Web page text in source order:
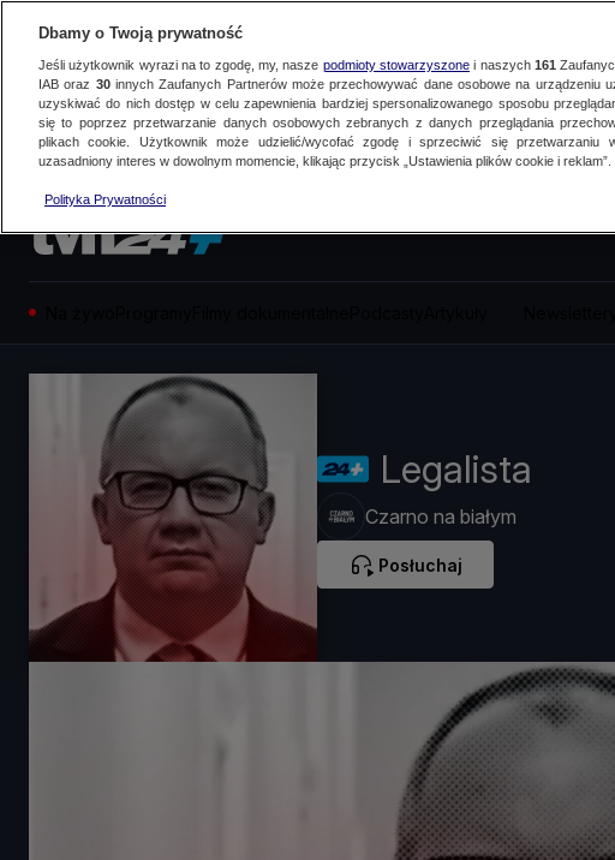
Legalista
Czarno na białym
Posłuchaj
Dbamy o Twoją prywatność
Jeśli użytkownik wyrazi na to zgodę, my, nasze podmioty stowarzyszonei naszych 161
IAB oraz 30innych Zaufanych Partnerów może przechowywać dane osobowe na urządzeniu
uzyskiwać do nich dostęp w celu zapewnienia bardziej spersonalizowanego sposobu
się to poprzez przetwarzanie danych osobowych zebranych z danych przeglądania
plikach cookie. Użytkownik może udzielić/wycofać zgodę i sprzeciwić się przetwarzaniu
uzasadniony interes w dowolnym momencie, klikając przycisk „Ustawienia plików cookie i reklam”.
Polityka Prywatności